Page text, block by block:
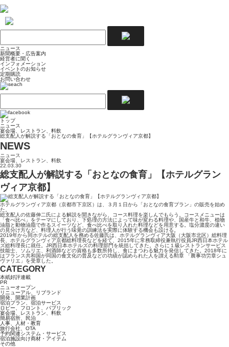
ニュース
新聞概要・広告案内
経営者に聞く
インフォメーション
イベントのお知らせ
定期購読
お問い合わせ
トップ
ニュース
宴会場、レストラン、料飲
総支配人が解説する「おとなの食育」【ホテルグランヴィア京都】
NEWS
ニュース
宴会場、レストラン、料飲
22.03.30
総支配人が解説する「おとなの食育」【ホテルグラン
ヴィア京都】
ホテルグランヴィア京都（京都市下京区）は、３月１日から「おとなの食育プラン」の販売を始め
た。
総支配人の佐藤伸二氏による解説を聞きながら、コース料理を楽しんでもらう。コースメニューは
「食べ比べ」をテーマにしており、下処理の方法によって味が変わる料理や、国産牛と和牛、植物
油脂と動物油脂で作るスイーツなど、食べ比べを取り入れた料理などを用意する。塩分濃度の違い
の見分け方など、料理人が行う味覚の訓練法を実際に体験する機会も設ける。
2019年から同ホテルの総支配人を務める佐藤氏は、ホテルグランヴィア大阪（大阪市北区）総料理
長、ホテルグランヴィア京都総料理長などを経て、2015年に常務取締役兼執行役員JR西日本ホテル
ズ総料理長に就任。JR西日本ホテルズの料理部門を統括してきた。さらに１級レストランサービス
技能士、ソムリエ、利酒師などの資格も多数所持し、食にまつわる魅力を発信してきた。2018年に
はフランス共和国が同国の食文化の普及などの功績が認められた人を讃える勲章 「農事功労章シュ
ヴァリエ」を受章した。
CATEGORY
本紙好評連載
PR
ニューオープン
リニューアル、リブランド
開発、開業計画
宿泊プラン、宿泊サービス
ロビー、フロント、パブリック
宴会場、レストラン、料飲
簡易宿所、民泊
人事、人材・教育
旅行会社、OTA
予約関連システム・サービス
宿泊施設向け商材・アイテム
その他